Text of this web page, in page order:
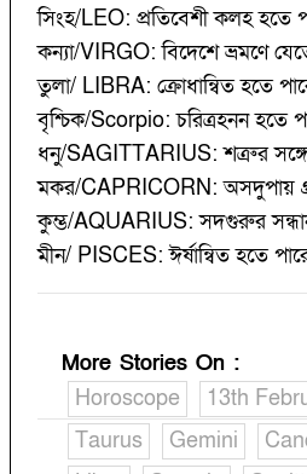
সিংহ/LEO: প্রতিবেশী কলহ হতে
কন্যা/VIRGO: বিদেশে ভ্রমণে
তুলা/ LIBRA: ক্রোধান্বিত হতে
বৃশ্চিক/Scorpio: চরিত্রহনন হতে
ধনু/SAGITTARIUS: শত্রুর সঙ্গে
মকর/CAPRICORN: অসদুপায়
কুম্ভ/AQUARIUS: সদগুরুর
মীন/ PISCES: ঈর্ষান্বিত হতে
More Stories On :
Horoscope
13th
Taurus
Gemini